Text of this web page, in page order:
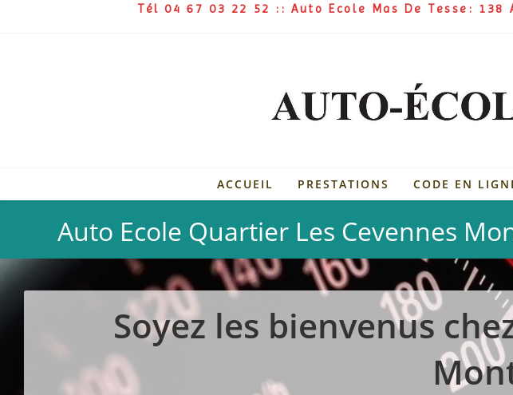
Tél 04 67 03 22 52 :: Auto Ecole Mas De Tesse: 138
ACCUEIL PRESTATIONS CODE EN
Auto Ecole Quartier Les Cevennes
Soyez les bienvenus